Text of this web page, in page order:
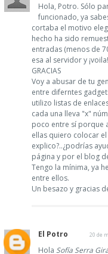
Hola, Potro. Sólo
funcionado, ya
cortaba el motivo
hecho ha sido
entradas (menos de
esa al servidor y
GRACIAS
Voy a abusar de tu
entre diferntes
utilizo listas de
cada una lleva "x"
poco entre sí porque
ellas quiero colocar
explico?..¿podrías
página y por el blog
Tengo la mínima, ya
entre ellos.
Un besazo y gracias
El Potro 20 de
Hola Sofía Serra